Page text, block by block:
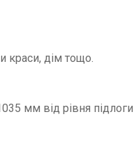
краси, дім тощо.
мм від рівня